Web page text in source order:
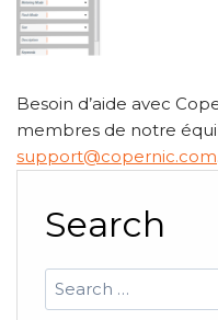
Besoin d’aide avec
membres de notre
support@copernic.com
Search
Search
for: